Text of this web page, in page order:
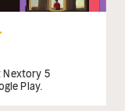
Nextory 5
Play.